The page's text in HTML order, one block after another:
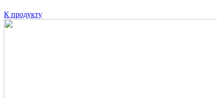
К продукту